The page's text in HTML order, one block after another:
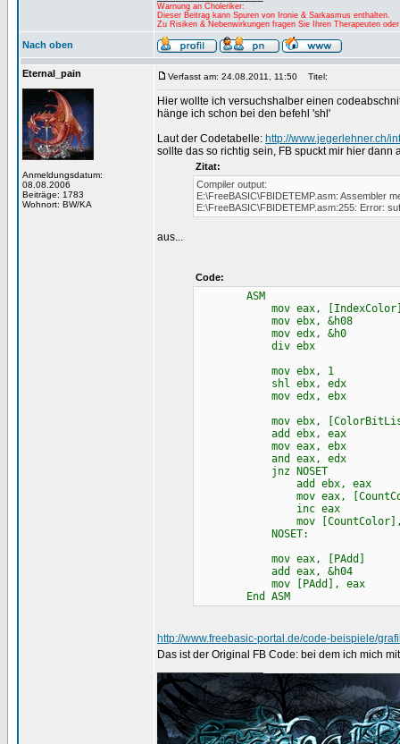
Warnung an Choleriker:
Dieser Beitrag kann Spuren von Ironie & Sarkasmus enthalten.
Zu Risiken & Nebenwirkungen fragen Sie Ihren Therapeuten
Nach oben
Eternal_pain
Anmeldungsdatum:
08.08.2006
Beiträge: 1783
Wohnort: BW/KA
Verfasst am: 24.08.2011, 11:50 Titel:
Hier wollte ich versuchshalber einen
hänge ich schon bei den befehl 'shl'
Laut der Codetabelle: http://www.jegerlehner.ch/
sollte das so richtig sein, FB spuckt mir hier dann
Zitat:
Compiler output:
E:\FreeBASIC\FBIDETEMP.asm: Assembler
E:\FreeBASIC\FBIDETEMP.asm:255: Error:
aus...
Code:
ASM
mov eax,
mov ebx, &h08
mov edx, &h0
div ebx
mov ebx, 1
shl ebx, edx
mov edx, ebx
mov ebx,
add ebx, eax
mov eax, ebx
and eax, edx
jnz NOSET
add ebx, eax
mov eax,
inc eax
mov [CountColor],
NOSET:
mov eax, [PAdd]
add eax, &h04
mov [PAdd], eax
End ASM
http://www.freebasic-portal.de/code-beispiele/
Das ist der Original FB Code: bei dem ich mich